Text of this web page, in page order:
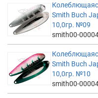
Smith Buch
10,0гр. №09
smith00-
Smith Buch
10,0гр. №10
smith00-